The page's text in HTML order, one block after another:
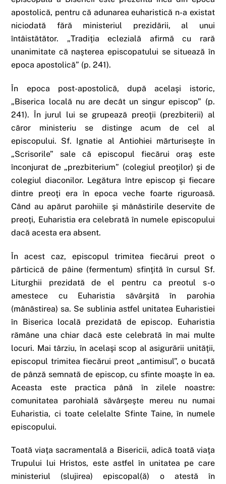
apostolică, pentru că adunarea euharistică n-a existat
niciodată fără ministeriul prezidării, al unui
întâistătător. „Tradiţia eclezială afirmă cu rară
unanimitate că naşterea episcopatului se situează în
epoca apostolică” (p. 241).
În epoca post-apostolică, după acelaşi istoric,
„Biserica locală nu are decât un singur episcop” (p.
241). În jurul lui se grupează preoţii (prezbiterii) al
căror ministeriu se distinge acum de cel al
episcopului. Sf. Ignatie al Antiohiei mărturiseşte în
„Scrisorile” sale că episcopul fiecărui oraş este
înconjurat de „prezbiterium” (colegiul preoţilor) şi de
colegiul diaconilor. Legătura între episcop şi fiecare
dintre preoţi era în epoca veche foarte riguroasă.
Când au apărut parohiile şi mânăstirile deservite de
preoţi, Euharistia era celebrată în numele episcopului
dacă acesta era absent.
În acest caz, episcopul trimitea fiecărui preot o
părticică de pâine (fermentum) sfinţită în cursul Sf.
Liturghii prezidată de el pentru ca preotul s-o
amestece cu Euharistia săvârşită în parohia
(mânăstirea) sa. Se sublinia astfel unitatea Euharistiei
în Biserica locală prezidată de episcop. Euharistia
rămâne una chiar dacă este celebrată în mai multe
locuri. Mai târziu, în acelaşi scop al asigurării unităţii,
episcopul trimitea fiecărui preot „antimisul”, o bucată
de pânză semnată de episcop, cu sfinte moaşte în ea.
Aceasta este practica până în zilele noastre:
comunitatea parohială săvârşeşte mereu nu numai
Euharistia, ci toate celelalte Sfinte Taine, în numele
episcopului.
Toată viaţa sacramentală a Bisericii, adică toată viaţa
Trupului lui Hristos, este astfel în unitatea pe care
ministeriul (slujirea) episcopal(ă) o atestă în